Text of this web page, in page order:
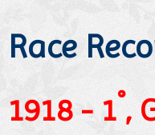
Race
1918 - 1°,